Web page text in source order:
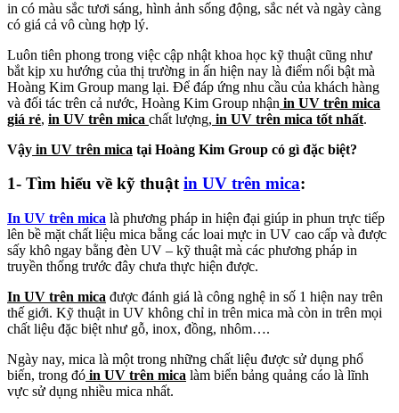
in có màu sắc tươi sáng, hình ảnh sống động, sắc nét và ngày càng
có giá cả vô cùng hợp lý.
Luôn tiên phong trong việc cập nhật khoa học kỹ thuật cũng như
bắt kịp xu hướng của thị trường in ấn hiện nay là điểm nổi bật mà
Hoàng Kim Group mang lại. Để đáp ứng nhu cầu của khách hàng
và đối tác trên cả nước, Hoàng Kim Group nhận in UV trên mica
giá rẻ, in UV trên mica chất lượng, in UV trên mica tốt nhất.
Vậy in UV trên mica tại Hoàng Kim Group có gì đặc biệt?
1- Tìm hiểu về kỹ thuậtin UV trên mica:
In UV trên mica là phương pháp in hiện đại giúp in phun trực tiếp
lên bề mặt chất liệu mica bằng các loai mực in UV cao cấp và được
sấy khô ngay bằng đèn UV – kỹ thuật mà các phương pháp in
truyền thống trước đây chưa thực hiện được.
In UV trên mica được đánh giá là công nghệ in số 1 hiện nay trên
thế giới. Kỹ thuật in UV không chỉ in trên mica mà còn in trên mọi
chất liệu đặc biệt như gỗ, inox, đồng, nhôm….
Ngày nay, mica là một trong những chất liệu được sử dụng phổ
biến, trong đó in UV trên mica làm biển bảng quảng cáo là lĩnh
vực sử dụng nhiều mica nhất.